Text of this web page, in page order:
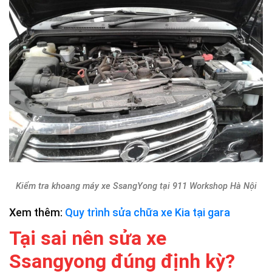
Kiểm tra khoang máy xe SsangYong tại 911 Workshop Hà Nội
Xem thêm: Quy trình sửa chữa xe Kia tại gara
Tại sai nên sửa xe
Ssangyong đúng định kỳ?